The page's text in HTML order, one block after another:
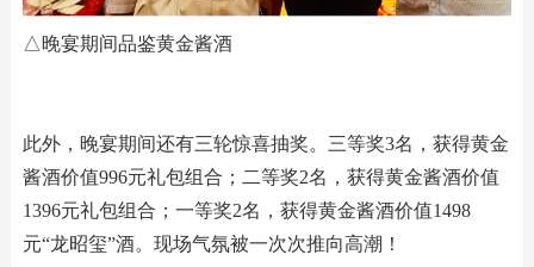
△晚宴期间品鉴黄金酱酒
此外，晚宴期间还有三轮惊喜抽奖。三等奖3名，获得黄金
酱酒价值996元礼包组合；二等奖2名，获得黄金酱酒价值
1396元礼包组合；一等奖2名，获得黄金酱酒价值1498
元“龙昭玺”酒。现场气氛被一次次推向高潮！